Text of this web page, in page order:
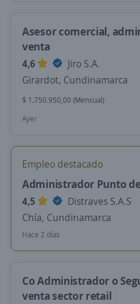
Asesor comercial,
venta
4,6
Jiro S.A.
Girardot, Cundinamarca
$ 1.750.950,00 (Mensual)
Ayer
Empleo destacado
Administrador Punto
4,5
Distraves S.A.S
Chía, Cundinamarca
Hace 2 días
Co Administrador o
venta sector retail